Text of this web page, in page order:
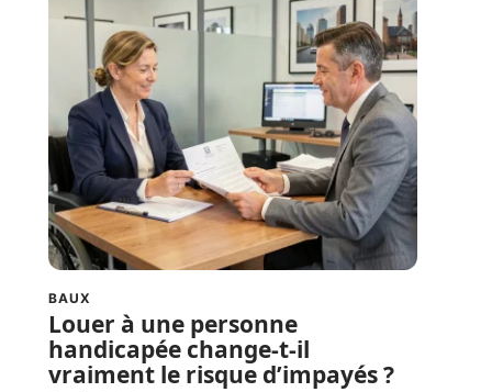
BAUX
Louer à une personne
handicapée change-t-il
vraiment le risque d’impayés ?